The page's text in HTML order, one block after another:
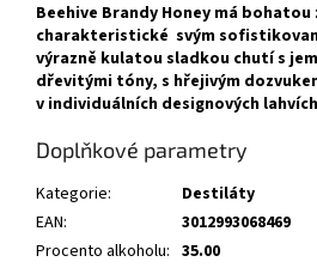
Beehive Brandy Honey má
charakteristické svým
výrazně kulatou sladkou chutí s
dřevitými tóny, s hřejivým
v individuálních designových
Doplňkové parametry
Kategorie:
Destiláty
EAN:
3012993068469
Procento alkoholu: 35.00